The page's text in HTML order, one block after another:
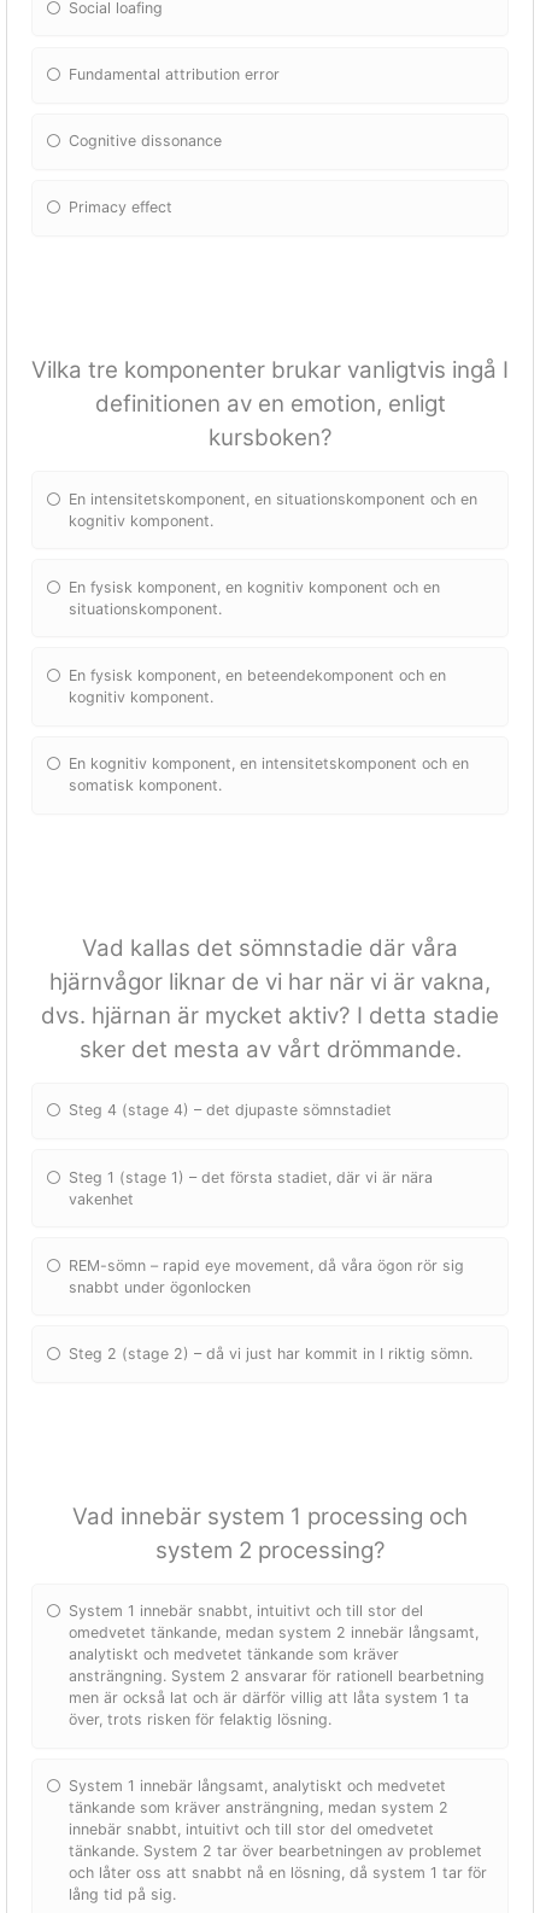
Social loafing
Fundamental attribution error
Cognitive dissonance
Primacy effect
Vilka tre komponenter brukar vanligtvis ingå I
definitionen av en emotion, enligt
kursboken?
En intensitetskomponent, en situationskomponent och en
kognitiv komponent.
En fysisk komponent, en kognitiv komponent och en
situationskomponent.
En fysisk komponent, en beteendekomponent och en
kognitiv komponent.
En kognitiv komponent, en intensitetskomponent och en
somatisk komponent.
Vad kallas det sömnstadie där våra
hjärnvågor liknar de vi har när vi är vakna,
dvs. hjärnan är mycket aktiv? I detta stadie
sker det mesta av vårt drömmande.
Steg 4 (stage 4) – det djupaste sömnstadiet
Steg 1 (stage 1) – det första stadiet, där vi är nära
vakenhet
REM-sömn – rapid eye movement, då våra ögon rör sig
snabbt under ögonlocken
Steg 2 (stage 2) – då vi just har kommit in I riktig sömn.
Vad innebär system 1 processing och
system 2 processing?
System 1 innebär snabbt, intuitivt och till stor del
omedvetet tänkande, medan system 2 innebär långsamt,
analytiskt och medvetet tänkande som kräver
ansträngning. System 2 ansvarar för rationell bearbetning
men är också lat och är därför villig att låta system 1 ta
över, trots risken för felaktig lösning.
System 1 innebär långsamt, analytiskt och medvetet
tänkande som kräver ansträngning, medan system 2
innebär snabbt, intuitivt och till stor del omedvetet
tänkande. System 2 tar över bearbetningen av problemet
och låter oss att snabbt nå en lösning, då system 1 tar för
lång tid på sig.